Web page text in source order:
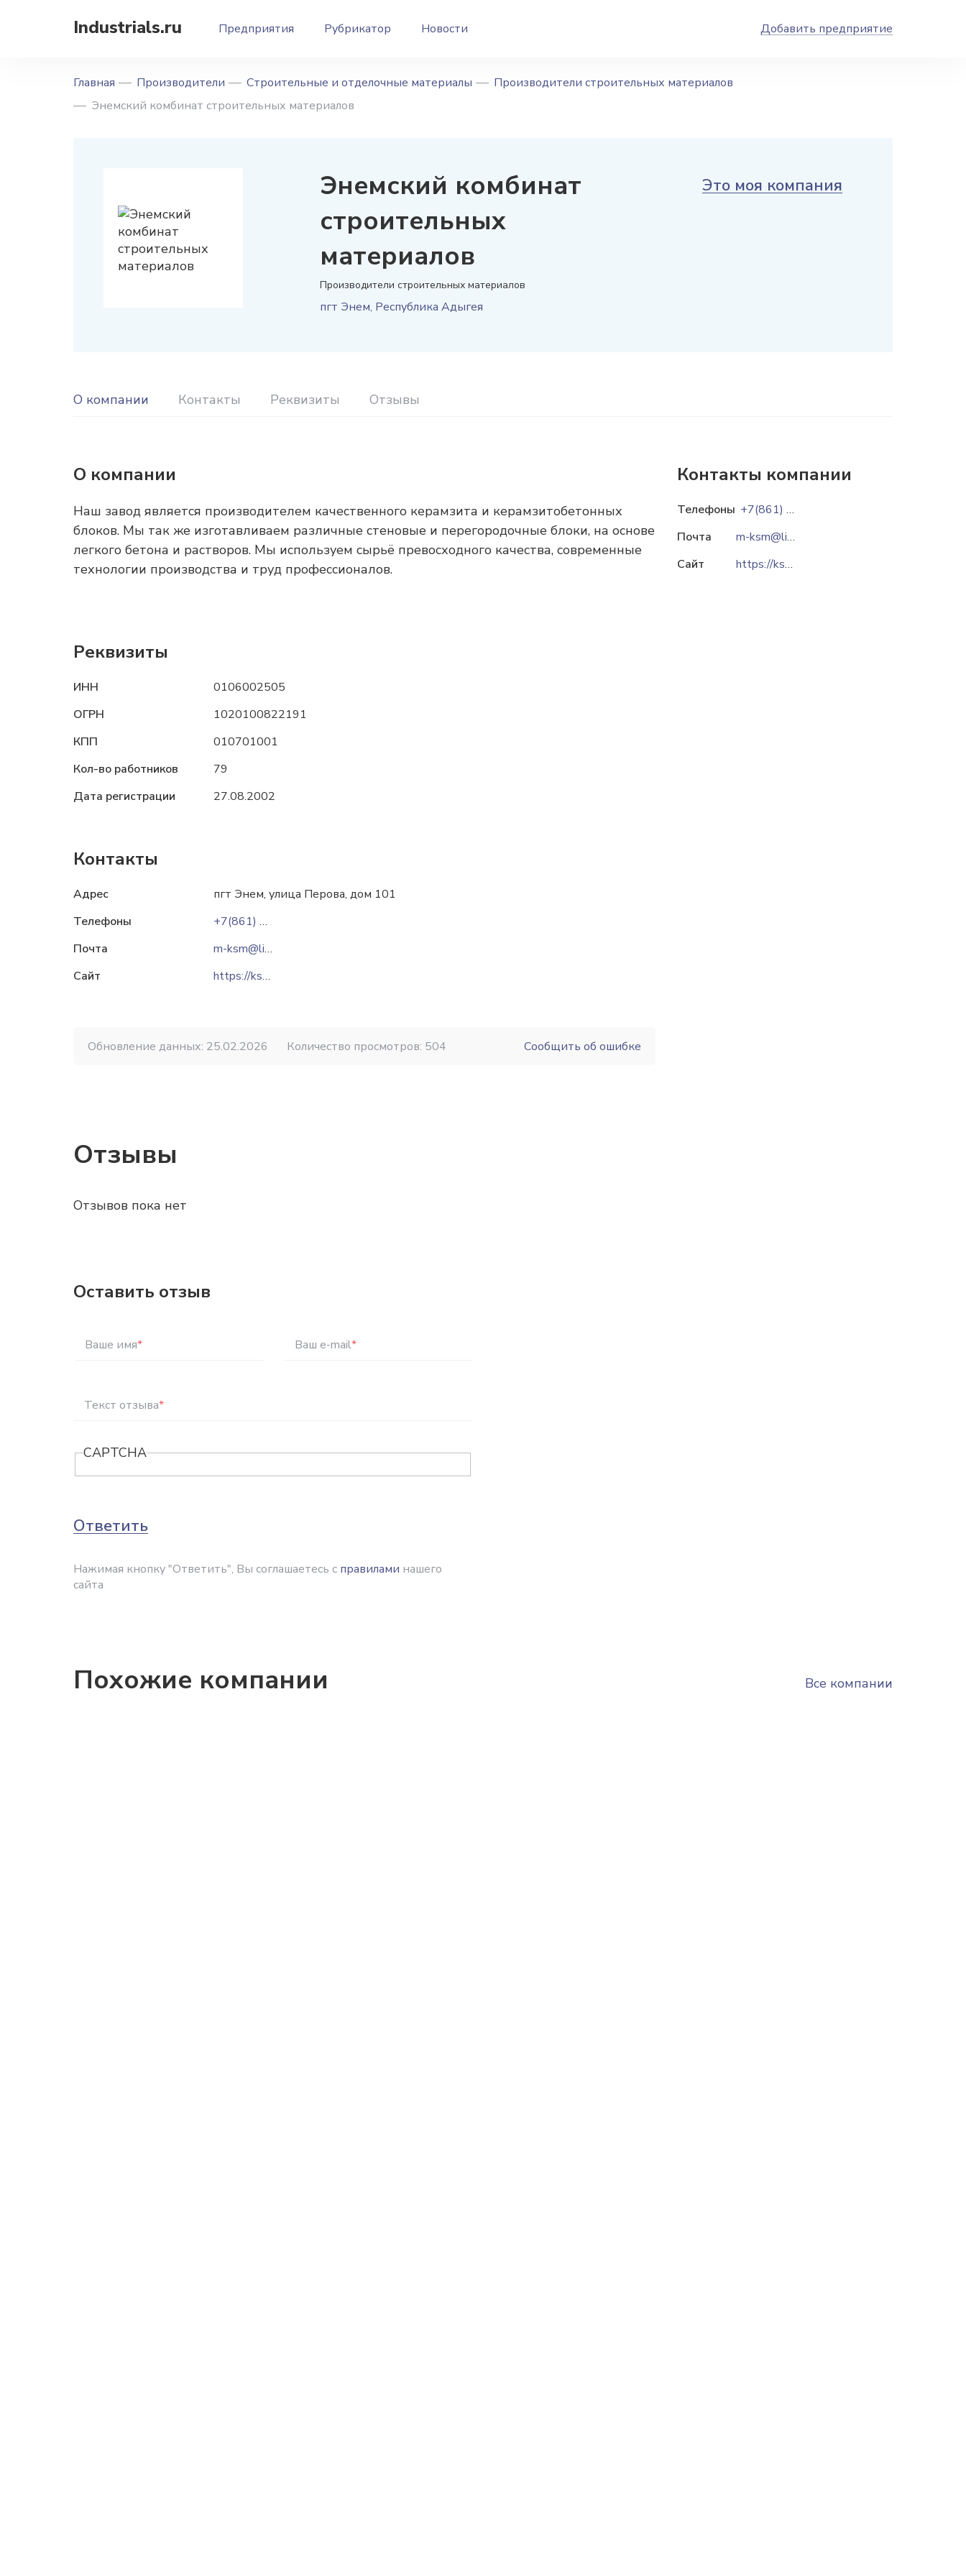
Industrials.ru Предприятия Рубрикатор Новости Добавить предприятие
Главная Производители Строительные и отделочные материалы
Производители строительных материалов
Энемский комбинат строительных материалов
Энемский комбинат
строительных
материалов
Производители строительных материалов
пгт Энем, Республика Адыгея
Это моя компания
О компании Контакты Реквизиты Отзывы
О компании
Наш завод является производителем качественного керамзита и керамзитобетонных
блоков. Мы так же изготавливаем различные стеновые и перегородочные блоки, на основе
легкого бетона и растворов. Мы используем сырьё превосходного качества, современные
технологии производства и труд профессионалов.
Реквизиты
ИНН
0106002505
ОГРН
1020100822191
КПП
010701001
Кол-во работников
79
Дата регистрации
27.08.2002
Контакты
Адрес
пгт Энем, улица Перова, дом 101
Телефоны
+7(861) 238-70-17
Почта
m-ksm@list.ru
Сайт
https://ksm-enem.ru
Обновление данных: 25.02.2026 Количество просмотров: 504 Сообщить об ошибке
Отзывы
Отзывов пока нет
Оставить отзыв
Ваше имя* Ваш e-mail*
Текст отзыва*
CAPTCHA
Ответить
Нажимая кнопку "Ответить", Вы соглашаетесь с правилами нашего
сайта
Контакты компании
Телефоны +7(861) 238-70-17
Почта
m-ksm@list.ru
Сайт
https://ksm-enem.ru
Похожие компании Все компании